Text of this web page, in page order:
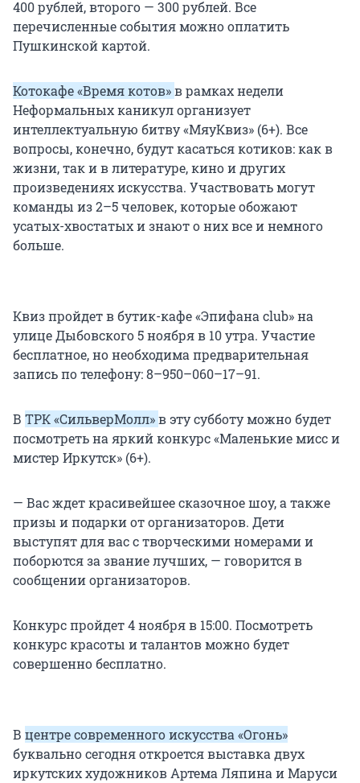
400 рублей, второго — 300 рублей. Все
перечисленные события можно оплатить
Пушкинской картой.
Котокафе «Время котов»в рамках недели
Неформальных каникул организует
интеллектуальную битву «МяуКвиз» (6+). Все
вопросы, конечно, будут касаться котиков: как в
жизни, так и в литературе, кино и других
произведениях искусства. Участвовать могут
команды из 2–5 человек, которые обожают
усатых-хвостатых и знают о них все и немного
больше.
Квиз пройдет в бутик-кафе «Эпифана club» на
улице Дыбовского 5 ноября в 10 утра. Участие
бесплатное, но необходима предварительная
запись по телефону: 8–950–060–17–91.
В ТРК «СильверМолл»в эту субботу можно будет
посмотреть на яркий конкурс «Маленькие мисс и
мистер Иркутск» (6+).
— Вас ждет красивейшее сказочное шоу, а также
призы и подарки от организаторов. Дети
выступят для вас с творческими номерами и
поборются за звание лучших, — говорится в
сообщении организаторов.
Конкурс пройдет 4 ноября в 15:00. Посмотреть
конкурс красоты и талантов можно будет
совершенно бесплатно.
В центре современного искусства «Огонь»
буквально сегодня откроется выставка двух
иркутских художников Артема Ляпина и Маруси